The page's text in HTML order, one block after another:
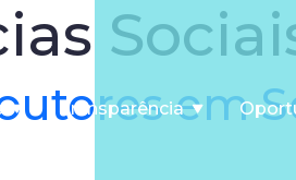
Transparênciaem